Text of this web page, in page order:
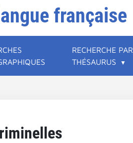
française
RECHERCHE PAR
THÉSAURUS